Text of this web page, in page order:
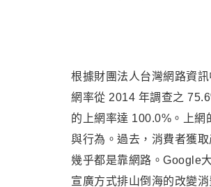
根據財團法人台灣網路資
網率從 2014 年調查之
的上網率達 100.0%。上網
與行為 。過去 ，消費者獲
幾乎都是靠網路 。Google
宣廣方式排山倒海的改變